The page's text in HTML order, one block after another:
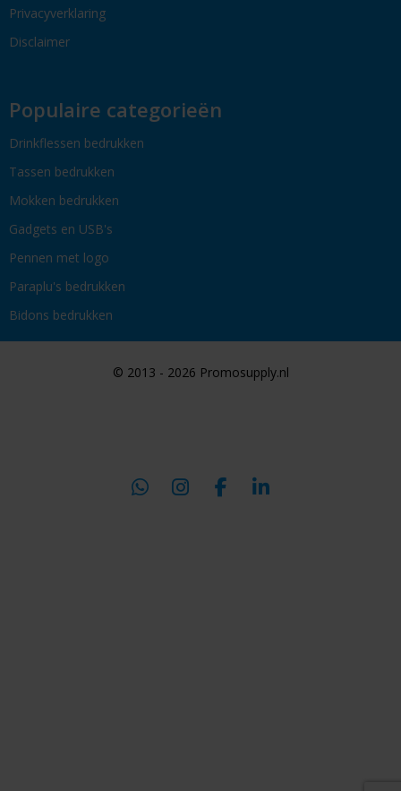
Privacyverklaring
Disclaimer
Populaire categorieën
Drinkflessen bedrukken
Tassen bedrukken
Mokken bedrukken
Gadgets en USB's
Pennen met logo
Paraplu's bedrukken
Bidons bedrukken
© 2013 - 2026 Promosupply.nl